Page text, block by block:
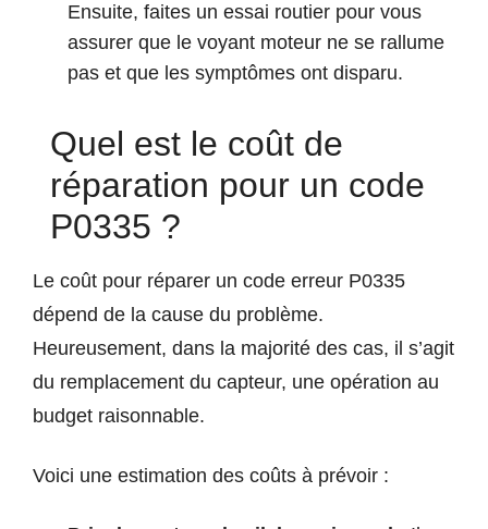
Ensuite, faites un essai routier pour vous
assurer que le voyant moteur ne se rallume
pas et que les symptômes ont disparu.
Quel est le coût de
réparation pour un code
P0335 ?
Le coût pour réparer un code erreur P0335
dépend de la cause du problème.
Heureusement, dans la majorité des cas, il s’agit
du remplacement du capteur, une opération au
budget raisonnable.
Voici une estimation des coûts à prévoir :